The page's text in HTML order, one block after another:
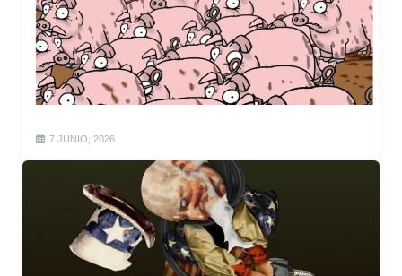
7 JUNIO, 2026